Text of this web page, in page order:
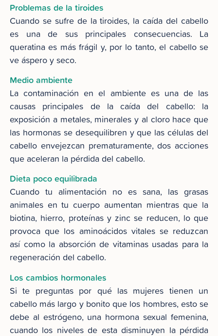
Problemas de la tiroides
Cuando se sufre de la tiroides, la caída del cabello
es una de sus principales consecuencias. La
queratina es más frágil y, por lo tanto, el cabello se
ve áspero y seco.
Medio ambiente
La contaminación en el ambiente es una de las
causas principales de la caída del cabello: la
exposición a metales, minerales y al cloro hace que
las hormonas se desequilibren y que las células del
cabello envejezcan prematuramente, dos acciones
que aceleran la pérdida del cabello.
Dieta poco equilibrada
Cuando tu alimentación no es sana, las grasas
animales en tu cuerpo aumentan mientras que la
biotina, hierro, proteínas y zinc se reducen, lo que
provoca que los aminoácidos vitales se reduzcan
así como la absorción de vitaminas usadas para la
regeneración del cabello.
Los cambios hormonales
Si te preguntas por qué las mujeres tienen un
cabello más largo y bonito que los hombres, esto se
debe al estrógeno, una hormona sexual femenina,
cuando los niveles de esta disminuyen la pérdida